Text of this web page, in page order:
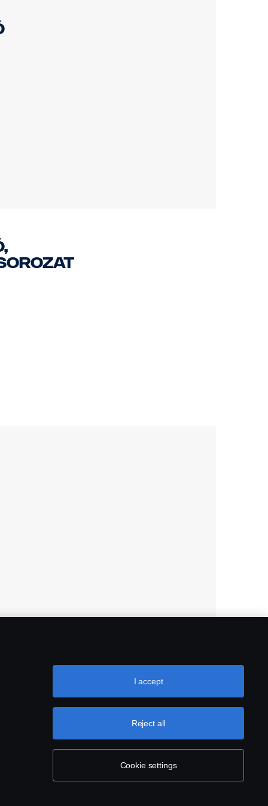
Cookie settings
Reject all
I accept